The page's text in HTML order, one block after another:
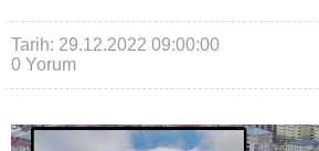
Tarih: 29.12.2022 09:00:00
0 Yorum